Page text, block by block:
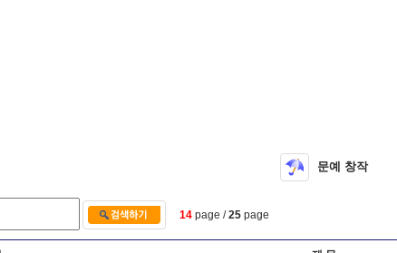
문예 창작
14 page /25 page